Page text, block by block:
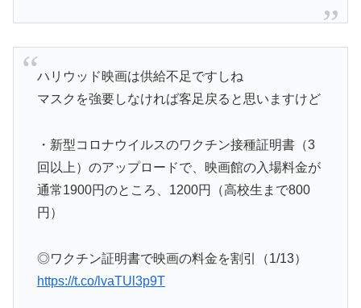
ハリウッド映画は供給不足ですしね
マスクを強要しなければ客足戻ると思いますけど
・新型コロナウイルスのワクチン接種証明書（3
回以上）のアップロードで、映画館の入場料金が
通常1900円のところ、1200円（高校生まで800
円）
◎ワクチン証明書で映画の料金を割引（1/13）
https://t.co/lvaTUl3p9T